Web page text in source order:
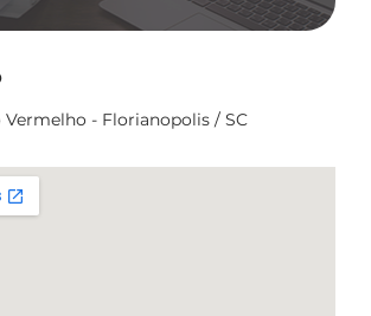
Vermelho - Florianopolis / SC